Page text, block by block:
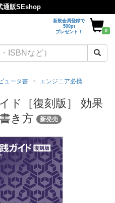
通販SEshop
新規会員登録で
500pt
プレゼント！
0
ュータ書 エンジニア必携
ド［復刻版］ 効果
き方
新発売